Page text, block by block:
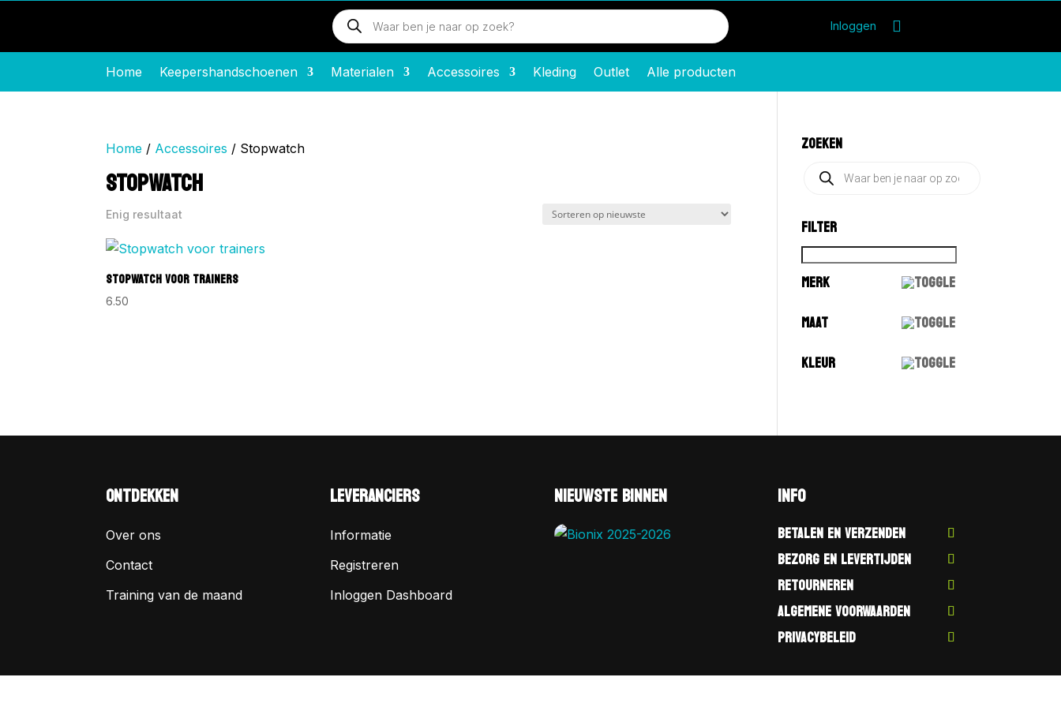
Producten
zoeken
Inloggen
Home Keepershandschoenen Materialen Accessoires Kleding Outlet Alle producten
Home / Accessoires / Stopwatch
STOPWATCH
Enig resultaat
STOPWATCH VOOR TRAINERS
6.50
ZOEKEN
Producten
zoeken
FILTER
MERK
MAAT
KLEUR
ONTDEKKEN
Over ons
Contact
Training van de maand
LEVERANCIERS
Informatie
Registreren
Inloggen Dashboard
NIEUWSTE BINNEN INFO
BETALEN EN VERZENDEN
BEZORG EN LEVERTIJDEN
RETOURNEREN
ALGEMENE VOORWAARDEN
PRIVACYBELEID